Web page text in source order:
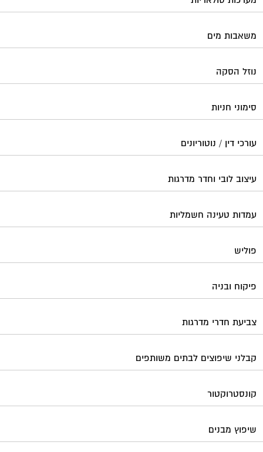
משאבות מים
נוזל הסקה
סימוני חניות
עורכי דין / נוטוריונים
עיצוב לובי וחדר מדרגות
עמדות טעינה חשמליות
פוליש
פיקוח ובניה
צביעת חדרי מדרגות
קבלני שיפוצים לבתים משותפים
קונסטרוקטור
שיפוץ מבנים